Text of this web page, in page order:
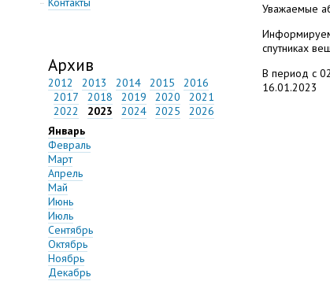
Архив
2012 2013 2014 2015
2016
2017
2018 2019 2020
2021
2022
2023 2024 2025
2026
Январь
Февраль
Март
Апрель
Май
Июнь
Июль
Сентябрь
Октябрь
Ноябрь
Декабрь
Уважаемые
спутниках
В период с
16.01.2023